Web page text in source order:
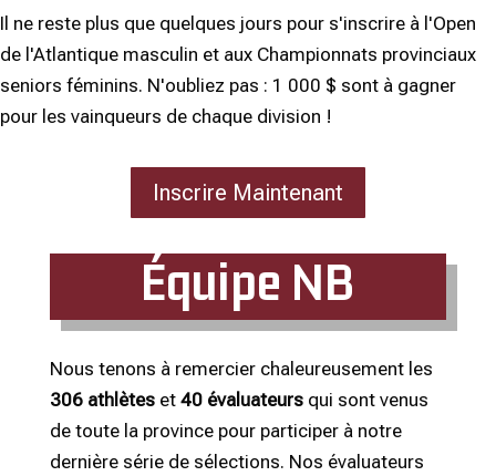
Il ne reste plus que quelques jours pour s'inscrire à l'Open
de l'Atlantique masculin et aux Championnats provinciaux
seniors féminins. N'oubliez pas : 1 000 $ sont à gagner
pour les vainqueurs de chaque division !
Inscrire Maintenant
Équipe NB
Nous tenons à remercier chaleureusement les
306 athlèteset 40évaluateursqui sont venus
de toute la province pour participer à notre
dernière série de sélections. Nos évaluateurs